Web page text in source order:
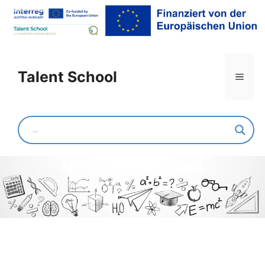
Talent School
Polytechnische Schule
Aspang